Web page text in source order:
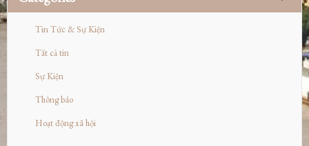
Tin Tức & Sự Kiện
Tất cả tin
Sự Kiện
Thông báo
Hoạt động xã hội